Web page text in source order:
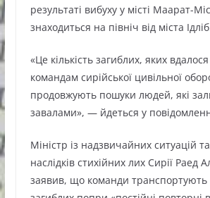
результаті вибуху у місті Маарат-
знаходиться на північ від міста
«Це кількість загиблих, яких
командам сирійської цивільної
продовжують пошуки людей, які
завалами», — йдеться у
Міністр із надзвичайних ситуацій та
наслідків стихійних лих Сирії Раед
заявив, що команди транспортують